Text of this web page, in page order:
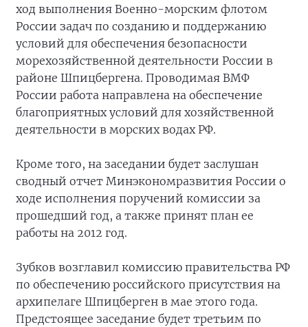
ход выполнения Военно-морским флотом
России задач по созданию и поддержанию
условий для обеспечения безопасности
морехозяйственной деятельности России в
районе Шпицбергена. Проводимая ВМФ
России работа направлена на обеспечение
благоприятных условий для хозяйственной
деятельности в морских водах РФ.
Кроме того, на заседании будет заслушан
сводный отчет Минэкономразвития России о
ходе исполнения поручений комиссии за
прошедший год, а также принят план ее
работы на 2012 год.
Зубков возглавил комиссию правительства РФ
по обеспечению российского присутствия на
архипелаге Шпицберген в мае этого года.
Предстоящее заседание будет третьим по